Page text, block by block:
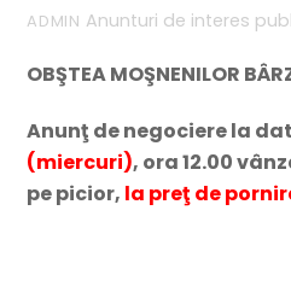
ADMIN Anunturi de interes
OBŞTEA MOŞNENILOR
Anunţ de negociere la
(miercuri), ora 12.00
pe picior, la preţ de